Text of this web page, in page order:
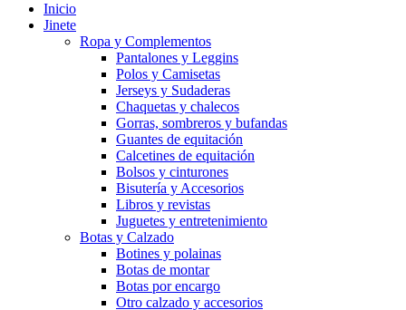
Inicio
Jinete
Ropa y Complementos
Pantalones y Leggins
Polos y Camisetas
Jerseys y Sudaderas
Chaquetas y chalecos
Gorras, sombreros y bufandas
Guantes de equitación
Calcetines de equitación
Bolsos y cinturones
Bisutería y Accesorios
Libros y revistas
Juguetes y entretenimiento
Botas y Calzado
Botines y polainas
Botas de montar
Botas por encargo
Otro calzado y accesorios